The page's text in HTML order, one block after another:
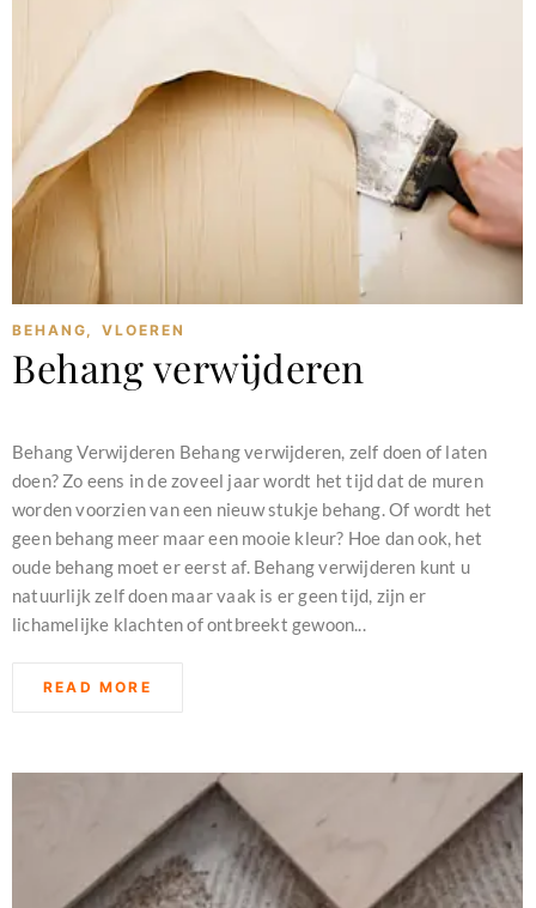
BEHANG, VLOEREN
Behang verwijderen
Behang Verwijderen Behang verwijderen, zelf doen of laten
doen? Zo eens in de zoveel jaar wordt het tijd dat de muren
worden voorzien van een nieuw stukje behang. Of wordt het
geen behang meer maar een mooie kleur? Hoe dan ook, het
oude behang moet er eerst af. Behang verwijderen kunt u
natuurlijk zelf doen maar vaak is er geen tijd, zijn er
lichamelijke klachten of ontbreekt gewoon...
READ MORE